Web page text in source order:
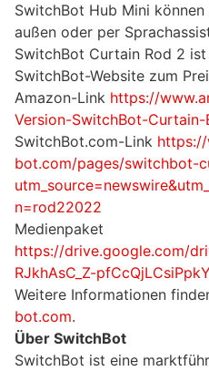
SwitchBot Hub Mini
außen oder per
SwitchBot Curtain Rod 2
SwitchBot-Website zum
Amazon-Link https://
Version-SwitchBot-
SwitchBot.com-Link
bot.com/pages/switchbot-
n=rod22022
Medienpaket
https://drive.google.com/
RJkhAsC_Z-
Weitere Informationen
bot.com.
Über SwitchBot
SwitchBot ist eine